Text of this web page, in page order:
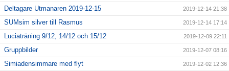
Deltagare Utmanaren 2019-12-15 2019-12-14 21:38
SUMsim silver till Rasmus 2019-12-14 17:14
Luciaträning 9/12, 14/12 och 15/12 2019-12-09 22:11
Gruppbilder 2019-12-07 08:16
Simiadensimmare med flyt 2019-12-02 12:36